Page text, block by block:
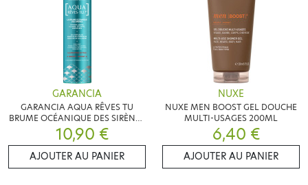
GARANCIA
GARANCIA AQUA RÊVES TU
BRUME OCÉANIQUE DES SIRÈNES
200 ML
10,90 €
AJOUTER AU PANIER
NUXE
NUXE MEN BOOST GEL DOUCHE
MULTI-USAGES 200ML
6,40 €
AJOUTER AU PANIER